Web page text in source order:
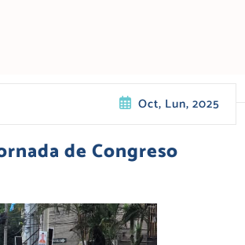
Oct, Lun, 2025
de Congreso